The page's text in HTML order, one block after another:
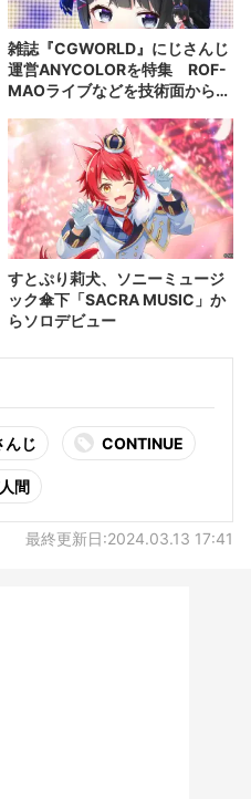
雑誌『CGWORLD』にじさんじ
運営ANYCOLORを特集 ROF-
MAOライブなどを技術面から解
すとぷり莉犬、ソニーミュージ
ック傘下「SACRA MUSIC」か
らソロデビュー
んじ CONTINUE
間
最終更新日:2024.03.13 17:41